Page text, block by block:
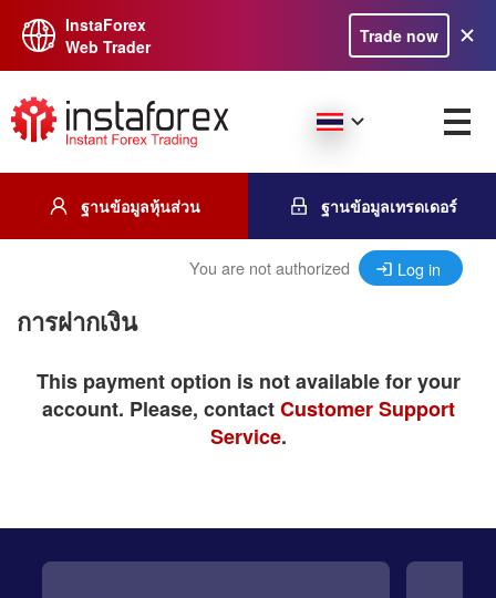
InstaForex
Web Trader
Trade now
ฐานข้อมูลหุ้นส่วน ฐานข้อมูลเทรดเดอร์
You are not authorized Log in
การฝากเงิน
This payment option is not available for your
account. Please, contactCustomer Support
Service.